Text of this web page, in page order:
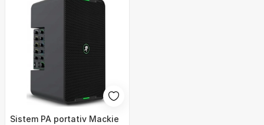
Sistem PA portativ Mackie